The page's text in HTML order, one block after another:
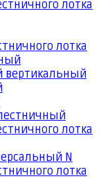
лотка
лотка
вертикальный
лотка
N
лотка